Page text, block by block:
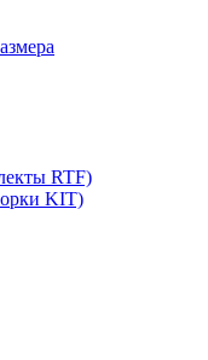
RTF)
KIT)